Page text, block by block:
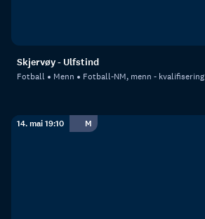
Skjervøy - Ulfstind
Fotball Menn Fotball-NM, menn - kvalifisering
14. mai 19:10 M